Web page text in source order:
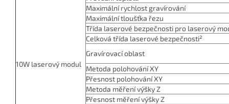
10W laserový modul
Maximální rychlost gravírování
Maximální tloušťka řezu
Třída laserové bezpečnosti pro laserový
Celková třída laserové bezpečnosti²
Gravírovací oblast
Metoda polohování XY
Přesnost polohování XY
Metoda měření výšky Z
Přesnost měření výšky Z